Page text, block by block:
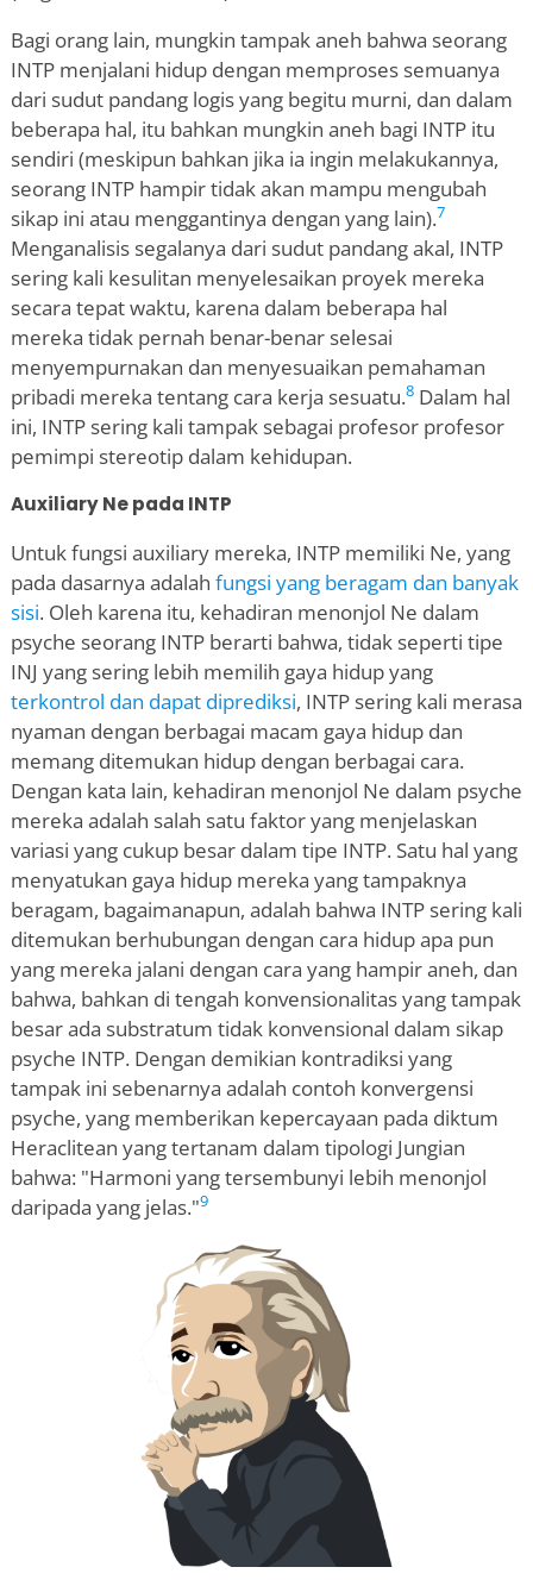
Bagi orang lain, mungkin tampak aneh bahwa seorang
INTP menjalani hidup dengan memproses semuanya
dari sudut pandang logis yang begitu murni, dan dalam
beberapa hal, itu bahkan mungkin aneh bagi INTP itu
sendiri (meskipun bahkan jika ia ingin melakukannya,
seorang INTP hampir tidak akan mampu mengubah
sikap ini atau menggantinya dengan yang lain).7
Menganalisis segalanya dari sudut pandang akal, INTP
sering kali kesulitan menyelesaikan proyek mereka
secara tepat waktu, karena dalam beberapa hal
mereka tidak pernah benar-benar selesai
menyempurnakan dan menyesuaikan pemahaman
pribadi mereka tentang cara kerja sesuatu.8 Dalam hal
ini, INTP sering kali tampak sebagai profesor profesor
pemimpi stereotip dalam kehidupan.
Auxiliary Ne pada INTP
Untuk fungsi auxiliary mereka, INTP memiliki Ne, yang
pada dasarnya adalah fungsi yang beragam dan banyak
sisi. Oleh karena itu, kehadiran menonjol Ne dalam
psyche seorang INTP berarti bahwa, tidak seperti tipe
INJ yang sering lebih memilih gaya hidup yang
terkontrol dan dapat diprediksi, INTP sering kali merasa
nyaman dengan berbagai macam gaya hidup dan
memang ditemukan hidup dengan berbagai cara.
Dengan kata lain, kehadiran menonjol Ne dalam psyche
mereka adalah salah satu faktor yang menjelaskan
variasi yang cukup besar dalam tipe INTP. Satu hal yang
menyatukan gaya hidup mereka yang tampaknya
beragam, bagaimanapun, adalah bahwa INTP sering kali
ditemukan berhubungan dengan cara hidup apa pun
yang mereka jalani dengan cara yang hampir aneh, dan
bahwa, bahkan di tengah konvensionalitas yang tampak
besar ada substratum tidak konvensional dalam sikap
psyche INTP. Dengan demikian kontradiksi yang
tampak ini sebenarnya adalah contoh konvergensi
psyche, yang memberikan kepercayaan pada diktum
Heraclitean yang tertanam dalam tipologi Jungian
bahwa: "Harmoni yang tersembunyi lebih menonjol
daripada yang jelas."9